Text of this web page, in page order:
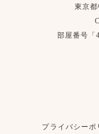
東京
部屋番号「
プライバシーポ